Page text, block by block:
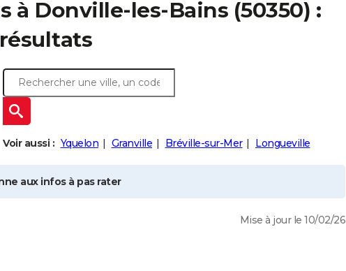
à Donville-les-Bains (50350) :
Voir aussi : Yquelon Granville Bréville-sur-Mer Longueville
aux infos à pas rater
Mise à jour le 10/02/26